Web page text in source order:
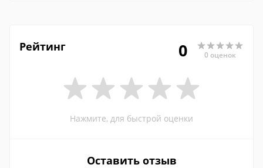
Рейтинг 0 0 оценок
Нажмите, для быстрой оценки
Оставить отзыв